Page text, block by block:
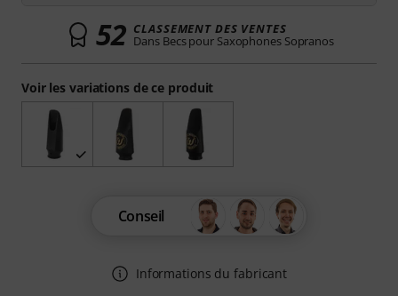
Voir les variations de ce produit
52 CLASSEMENT DES VENTES
Dans Becs pour Saxophones Sopranos
Conseil
Informations du fabricant